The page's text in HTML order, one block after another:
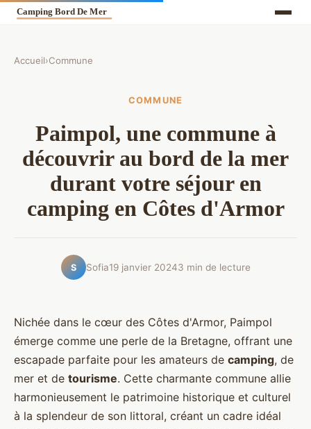
Accueil›Commune
COMMUNE
Paimpol, une commune à
découvrir au bord de la mer
durant votre séjour en
camping en Côtes d'Armor
S Sofia19 janvier 20243 min de lecture
Nichée dans le cœur des Côtes d'Armor, Paimpol
émerge comme une perle de la Bretagne, offrant une
escapade parfaite pour les amateurs de camping, de
mer et de tourisme. Cette charmante commune allie
harmonieusement le patrimoine historique et culturel
à la splendeur de son littoral, créant un cadre idéal